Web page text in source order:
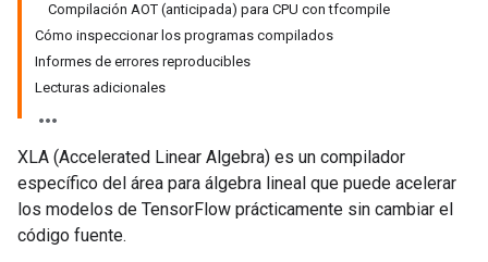
Compilación AOT (anticipada) para CPU con tfcompile
Cómo inspeccionar los programas compilados
Informes de errores reproducibles
Lecturas adicionales
XLA (Accelerated Linear Algebra) es un compilador
específico del área para álgebra lineal que puede acelerar
los modelos de TensorFlow prácticamente sin cambiar el
código fuente.